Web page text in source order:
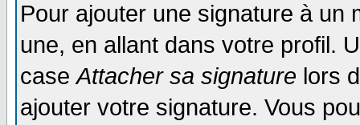
Pour ajouter une signature à un
une, en allant dans votre profil.
caseAttacher sa signature lors
ajouter votre signature. Vous